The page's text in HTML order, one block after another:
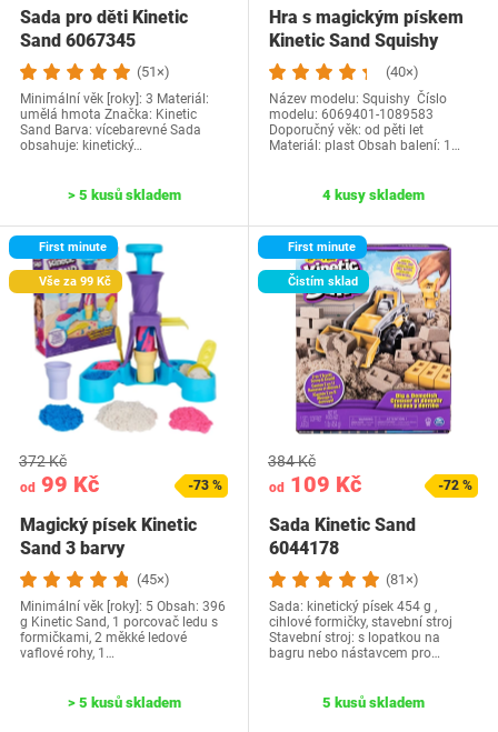
Sada pro děti Kinetic
Sand 6067345
(51×)
Minimální věk [roky]: 3 Materiál:
umělá hmota Značka: Kinetic
Sand Barva: vícebarevné Sada
obsahuje: kinetický…
> 5 kusů skladem
Hra s magickým pískem
Kinetic Sand Squishy
(40×)
Název modelu: Squishy Číslo
modelu: 6069401-1089583
Doporučný věk: od pěti let
Materiál: plast Obsah balení: 1…
4 kusy skladem
First minute
Vše za 99 Kč
od 99 Kč
372 Kč
-73 %
Magický písek Kinetic
Sand 3 barvy
(45×)
Minimální věk [roky]: 5 Obsah: 396
g Kinetic Sand, 1 porcovač ledu s
formičkami, 2 měkké ledové
vaflové rohy, 1…
> 5 kusů skladem
First minute
Čistím sklad
od 109 Kč
384 Kč
-72 %
Sada Kinetic Sand
6044178
(81×)
Sada: kinetický písek 454 g ,
cihlové formičky, stavební stroj
Stavební stroj: s lopatkou na
bagru nebo nástavcem pro…
5 kusů skladem